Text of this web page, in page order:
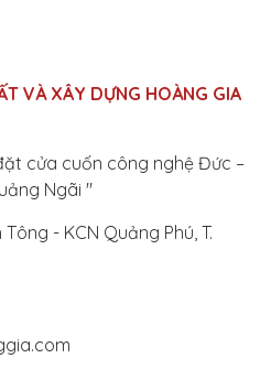
VÀ XÂY DỰNG HOÀNG GIA
cửa cuốn công nghệ Đức –
Ngãi "
- KCN Quảng Phú, T.